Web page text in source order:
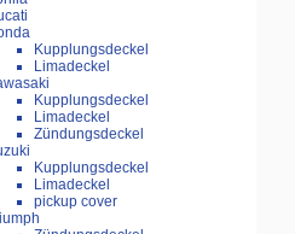
Kupplungsdeckel
Limadeckel
Kupplungsdeckel
Limadeckel
Zündungsdeckel
Kupplungsdeckel
Limadeckel
pickup cover